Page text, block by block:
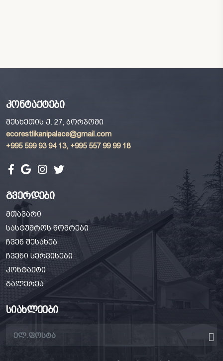
კონტაქტები
მესხეთის ქ. 27, ბორჯომი
ecorestlikanipalace@gmail.com
+995 599 93 94 13, +995 557 99 99 18
გვერდები
მთავარი
სასტუმროს ნომრები
ჩვენ შესახებ
ჩვენი სერვისები
კონტაქტი
გალერეა
სიახლეები